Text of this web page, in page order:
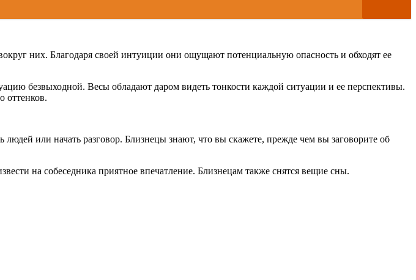
них. Благодаря своей интуиции они ощущают потенциальную опасность и обходят ее
безвыходной. Весы обладают даром видеть тонкости каждой ситуации и ее перспективы.
оттенков.
или начать разговор. Близнецы знают, что вы скажете, прежде чем вы заговорите об
на собеседника приятное впечатление. Близнецам также снятся вещие сны.